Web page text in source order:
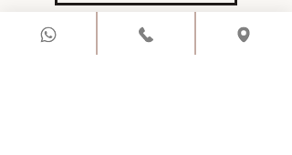
ARABESQUE